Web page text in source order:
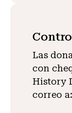
Las
con
History
correo a: